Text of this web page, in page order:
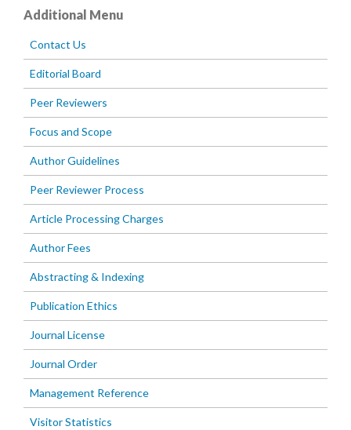
Additional Menu
Contact Us
Editorial Board
Peer Reviewers
Focus and Scope
Author Guidelines
Peer Reviewer Process
Article Processing Charges
Author Fees
Abstracting & Indexing
Publication Ethics
Journal License
Journal Order
Management Reference
Visitor Statistics